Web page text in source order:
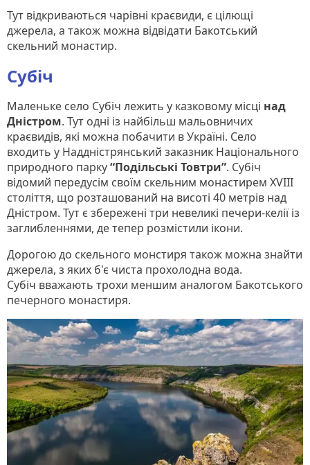
Тут відкриваються чарівні краєвиди, є цілющі
джерела, а також можна відвідати Бакотський
скельний монастир.
Субіч
Маленьке село Субіч лежить у казковому місці над
Дністром. Тут одні із найбільш мальовничих
краєвидів, які можна побачити в Україні. Село
входить у Наддністрянський заказник Національного
природного парку“Подільські Товтри”. Субіч
відомий передусім своїм скельним монастирем XVIII
століття, що розташований на висоті 40 метрів над
Дністром. Тут є збережені три невеликі печери-келії із
заглибленнями, де тепер розмістили ікони.
Дорогою до скельного монстиря також можна знайти
джерела, з яких б'є чиста прохолодна вода.
Субіч вважають трохи меншим аналогом Бакотського
печерного монастиря.